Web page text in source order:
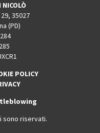
35027
(PD)
POLICY
riservati.